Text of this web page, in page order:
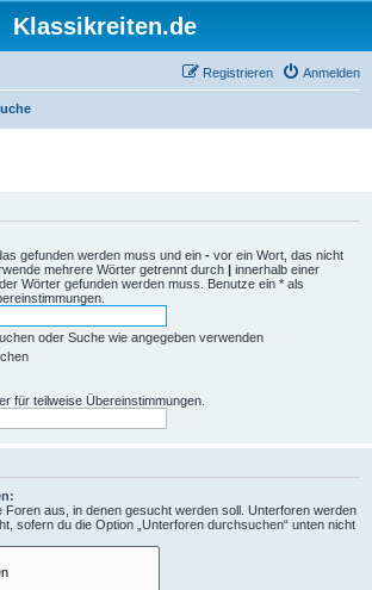
Klassikreiten.de
Anmelden
Registrieren
gefunden werden muss und ein - vor ein Wort, das nicht
mehrere Wörter getrennt durch | innerhalb einer
Wörter gefunden werden muss. Benutze ein * als
oder Suche wie angegeben verwenden
für teilweise Übereinstimmungen.
Foren aus, in denen gesucht werden soll. Unterforen werden
sofern du die Option „Unterforen durchsuchen“ unten nicht